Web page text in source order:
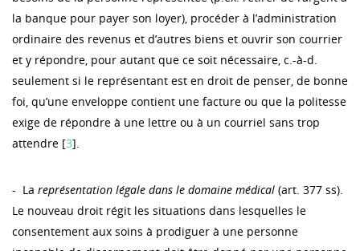
la banque pour payer son loyer), procéder à l’administration
ordinaire des revenus et d’autres biens et ouvrir son courrier
et y répondre, pour autant que ce soit nécessaire, c.-à-d.
seulement si le représentant est en droit de penser, de bonne
foi, qu’une enveloppe contient une facture ou que la politesse
exige de répondre à une lettre ou à un courriel sans trop
attendre [3].
- La représentation légale dans le domaine médical (art. 377 ss).
Le nouveau droit régit les situations dans lesquelles le
consentement aux soins à prodiguer à une personne